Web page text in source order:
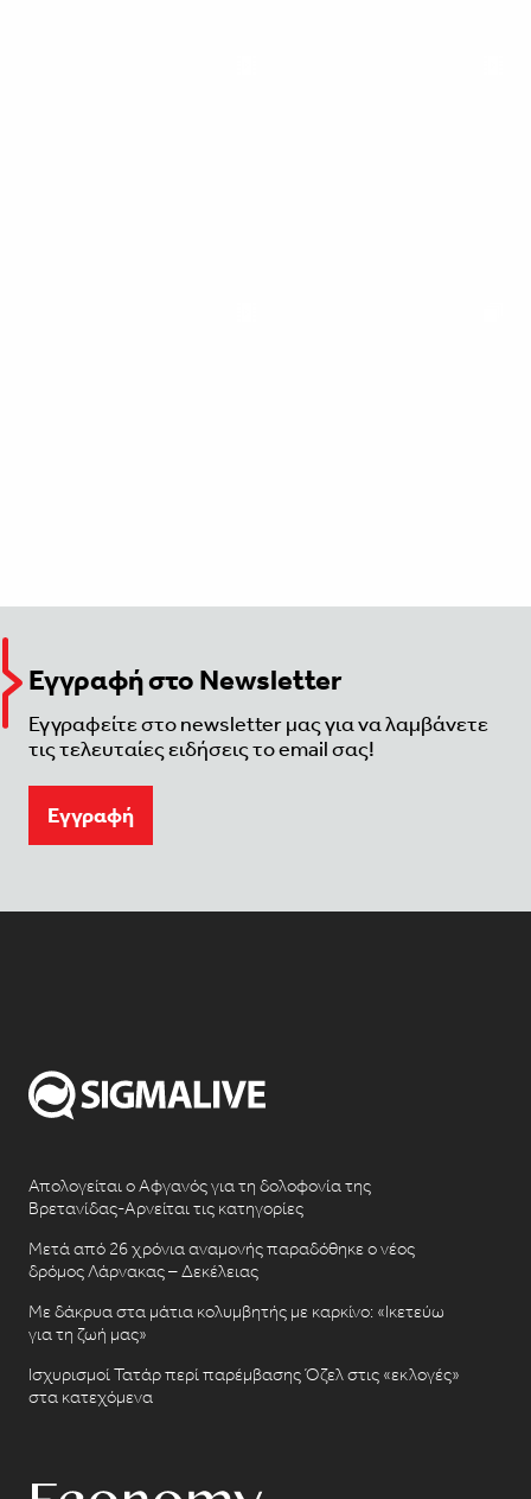
Εγγραφή στο Newsletter
Εγγραφείτε στο newsletter μας για να λαμβάνετε
τις τελευταίες ειδήσεις το email σας!
Eγγραφή
Απολογείται ο Αφγανός για τη δολοφονία της
Βρετανίδας-Αρνείται τις κατηγορίες
Μετά από 26 χρόνια αναμονής παραδόθηκε ο νέος
δρόμος Λάρνακας – Δεκέλειας
Με δάκρυα στα μάτια κολυμβητής με καρκίνο: «Ικετεύω
για τη ζωή μας»
Ισχυρισμοί Τατάρ περί παρέμβασης Όζελ στις «εκλογές»
στα κατεχόμενα